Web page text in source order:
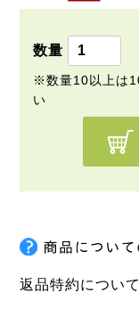
返品特約について